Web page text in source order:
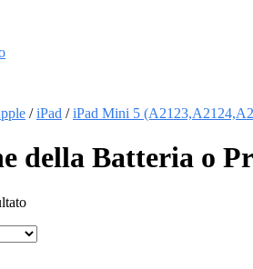
/iPad /iPad Mini 5
della Batteria o